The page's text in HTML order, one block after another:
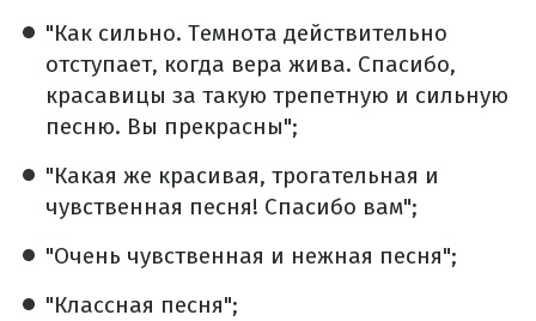
"Как сильно. Темнота действительно
отступает, когда вера жива. Спасибо,
красавицы за такую трепетную и сильную
песню. Вы прекрасны";
"Какая же красивая, трогательная и
чувственная песня! Спасибо вам";
"Очень чувственная и нежная песня";
"Классная песня";